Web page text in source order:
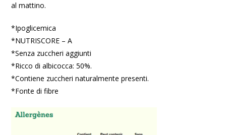
al mattino.
*Ipoglicemica
*NUTRISCORE – A
*Senza zuccheri aggiunti
*Ricco di albicocca: 50%.
*Contiene zuccheri naturalmente presenti.
*Fonte di fibre